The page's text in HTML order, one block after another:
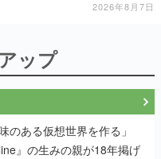
2026年8月7日
ップ
のある仮想世界を作る」
』の生みの親が18年掲げ